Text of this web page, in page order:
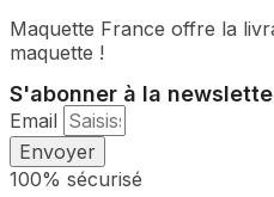
Maquette France offre la
maquette !
S'abonner à la
Email
Envoyer
100% sécurisé